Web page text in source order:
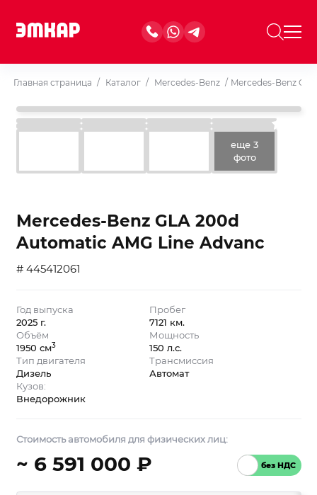
Главная страница / Каталог / Mercedes-Benz / Mercedes-Benz
еще 3
фото
Mercedes-Benz GLA 200d
Automatic AMG Line Advanc
# 445412061
Год выпуска
2025 г.
Пробег
7121 км.
Объём
1950 см3
Мощность
150 л.с.
Тип двигателя
Дизель
Трансмиссия
Автомат
Кузов:
Внедорожник
Стоимость автомобиля для физических лиц:
~ 6 591 000 ₽